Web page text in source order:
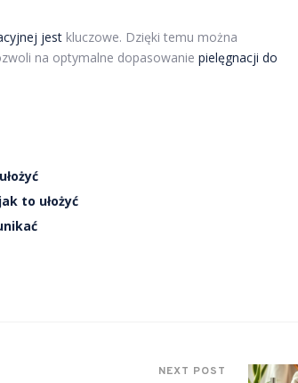
jest kluczowe. Dzięki temu można
na optymalne dopasowanie pielęgnacji do
to ułożyć
NEXT POST